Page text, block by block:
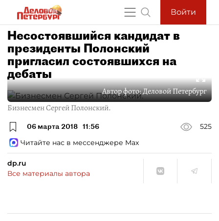
Войти
Несостоявшийся кандидат в
президенты Полонский
пригласил состоявшихся на
дебаты
Автор фото:Деловой Петербург
Бизнесмен Сергей Полонский.
06 марта 2018 11:56
525
Читайте нас в мессенджере Max
dp.ru
Все материалы автора